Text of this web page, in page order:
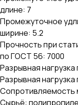
длине: 7
Промежуточное
ширине: 5.2
Прочность при
по ГОСТ 56: 7000
Разрывная
Разрывная
Сопротивляемость
Сырьё: